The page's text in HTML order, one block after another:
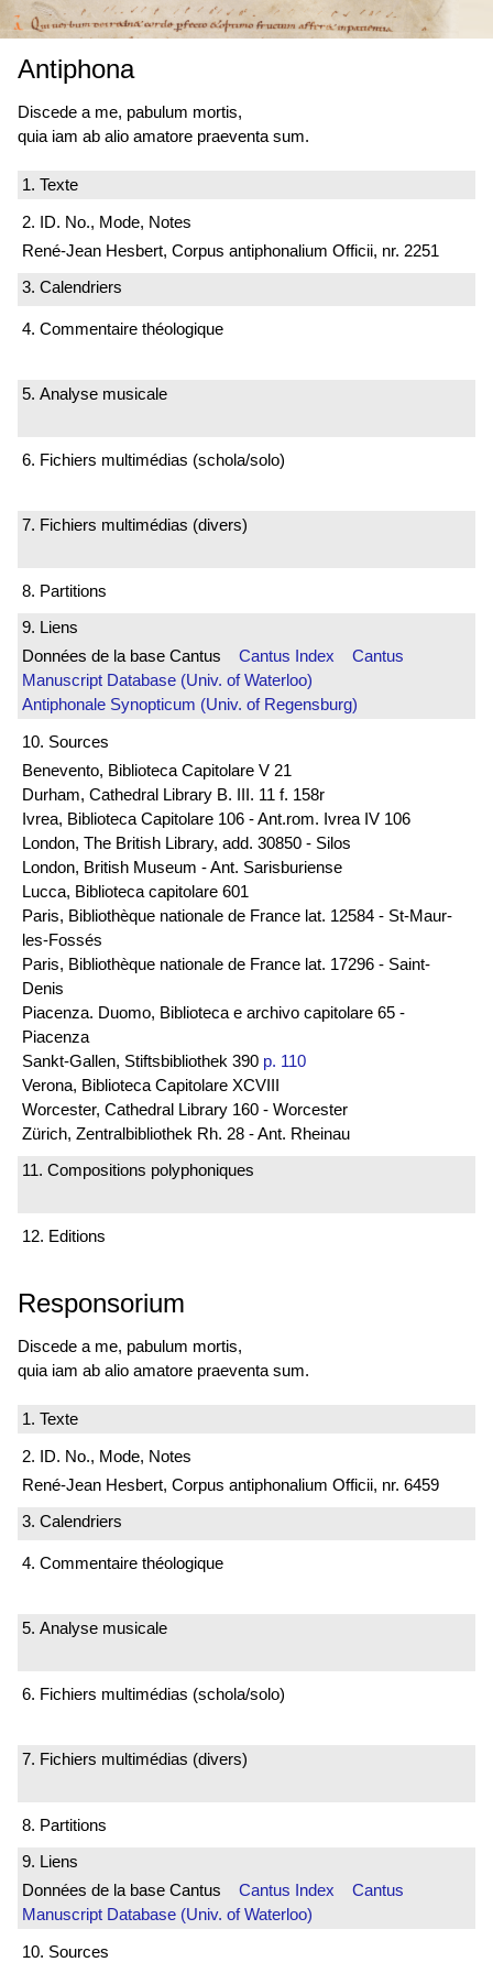
Antiphona
Discede a me, pabulum mortis,
quia iam ab alio amatore praeventa sum.
1. Texte
2. ID. No., Mode, Notes
René-Jean Hesbert, Corpus antiphonalium Officii, nr. 2251
3. Calendriers
4. Commentaire théologique
5. Analyse musicale
6. Fichiers multimédias (schola/solo)
7. Fichiers multimédias (divers)
8. Partitions
9. Liens
Données de la base Cantus Cantus Index
Cantus
Manuscript Database (Univ. of Waterloo)
Antiphonale Synopticum (Univ. of Regensburg)
10. Sources
Benevento, Biblioteca Capitolare V 21
Durham, Cathedral Library B. III. 11 f. 158r
Ivrea, Biblioteca Capitolare 106 - Ant.rom. Ivrea IV 106
London, The British Library, add. 30850 - Silos
London, British Museum - Ant. Sarisburiense
Lucca, Biblioteca capitolare 601
Paris, Bibliothèque nationale de France lat. 12584 - St-Maur-
les-Fossés
Paris, Bibliothèque nationale de France lat. 17296 - Saint-
Denis
Piacenza. Duomo, Biblioteca e archivo capitolare 65 -
Piacenza
Sankt-Gallen, Stiftsbibliothek 390 p. 110
Verona, Biblioteca Capitolare XCVIII
Worcester, Cathedral Library 160 - Worcester
Zürich, Zentralbibliothek Rh. 28 - Ant. Rheinau
11. Compositions polyphoniques
12. Editions
Responsorium
Discede a me, pabulum mortis,
quia iam ab alio amatore praeventa sum.
1. Texte
2. ID. No., Mode, Notes
René-Jean Hesbert, Corpus antiphonalium Officii, nr. 6459
3. Calendriers
4. Commentaire théologique
5. Analyse musicale
6. Fichiers multimédias (schola/solo)
7. Fichiers multimédias (divers)
8. Partitions
9. Liens
Données de la base Cantus Cantus Index
Cantus
Manuscript Database (Univ. of Waterloo)
10. Sources